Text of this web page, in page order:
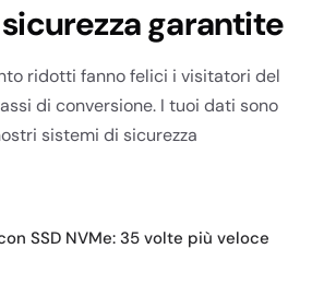
garantite
ridotti fanno felici i visitatori del
di conversione. I tuoi dati sono
sistemi di sicurezza
SSD NVMe: 35 volte più veloce